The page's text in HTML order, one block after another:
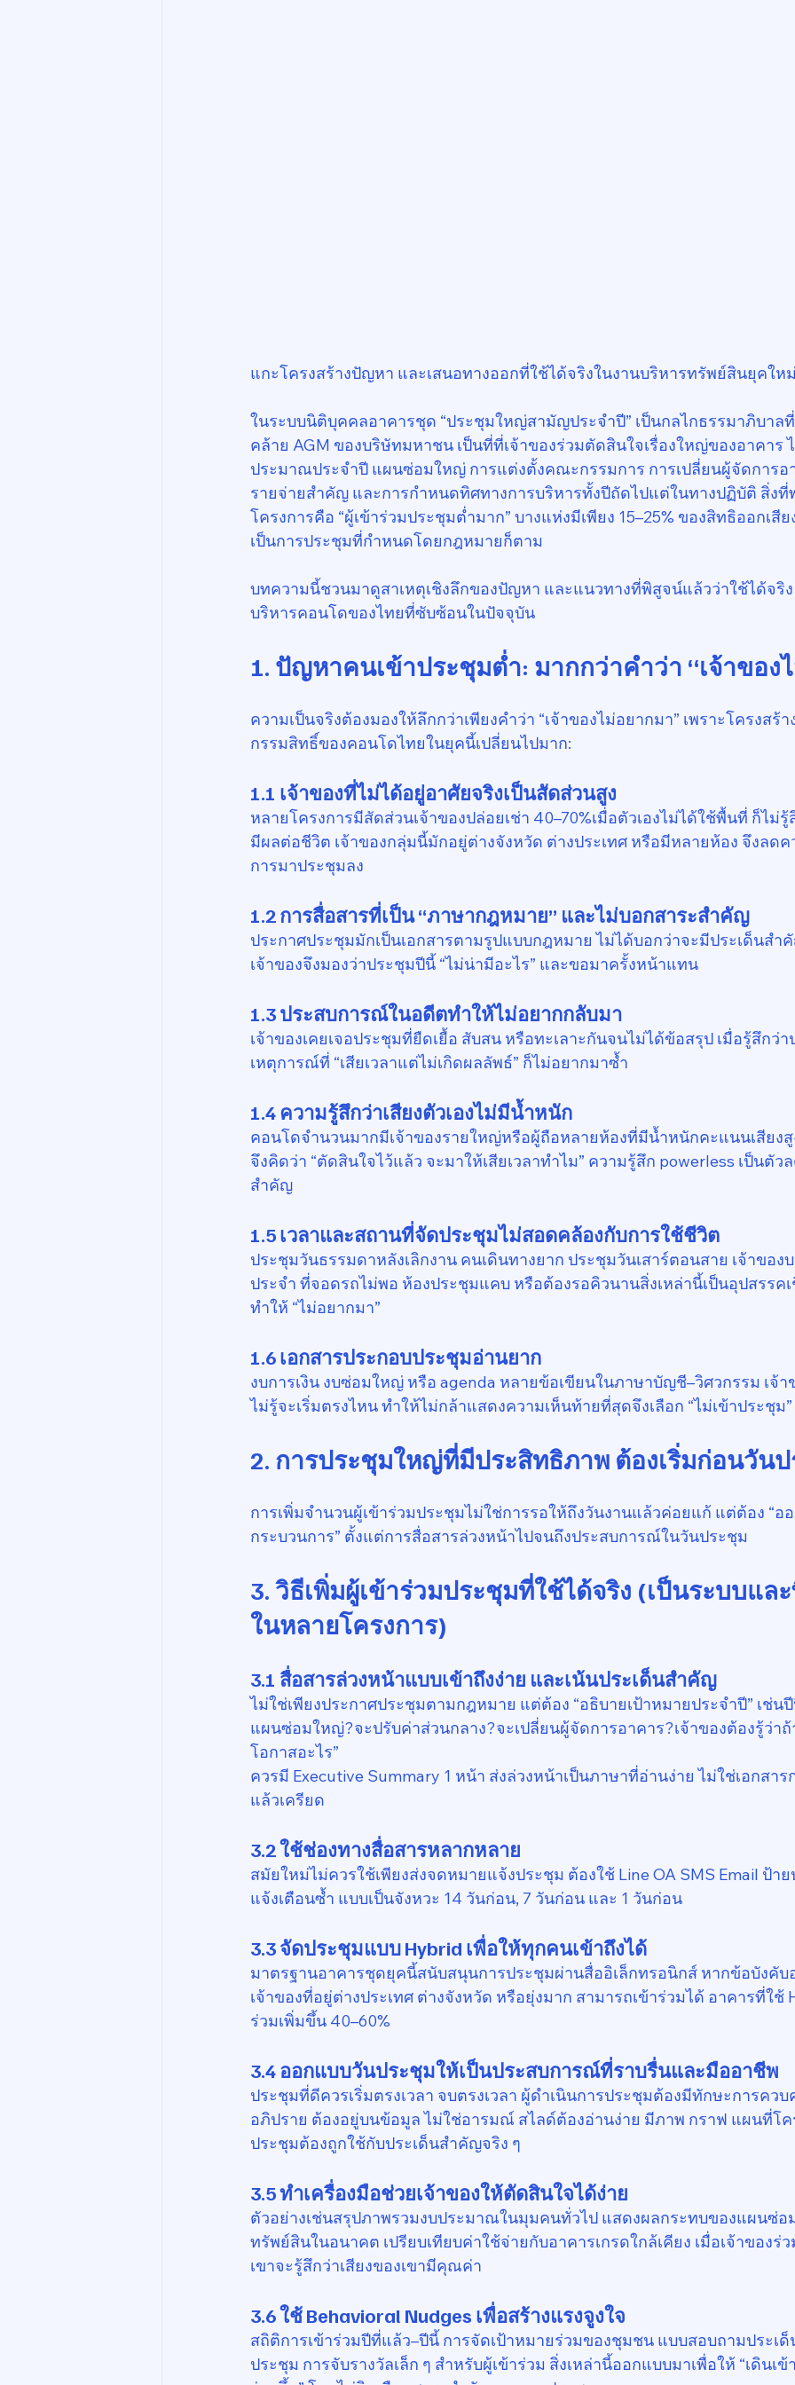
แกะโครงสร้างปัญหา และเสนอทางออกที่ใช้ได้จริงในงานบริหารทรัพย์สินยุคให
ในระบบนิติบุคคลอาคารชุด “ประชุมใหญ่สามัญประจำปี” เป็นกลไกธรรมาภิบา
คล้าย AGM ของบริษัทมหาชน เป็นที่ที่เจ้าของร่วมตัดสินใจเรื่องใหญ่ของอาคาร
ประมาณประจำปี แผนซ่อมใหญ่ การแต่งตั้งคณะกรรมการ การเปลี่ยนผู้จัดการอ
รายจ่ายสำคัญ และการกำหนดทิศทางการบริหารทั้งปีถัดไปแต่ในทางปฏิบัติ สิ่ง
โครงการคือ “ผู้เข้าร่วมประชุมต่ำมาก” บางแห่งมีเพียง 15–25% ของสิทธิออกเสี
เป็นการประชุมที่กำหนดโดยกฎหมายก็ตาม
บทความนี้ชวนมาดูสาเหตุเชิงลึกของปัญหา และแนวทางที่พิสูจน์แล้วว่าใช้ได้จริ
บริหารคอนโดของไทยที่ซับซ้อนในปัจจุบัน
1. ปัญหาคนเข้าประชุมต่ำ: มากกว่าคำว่า “เจ้าของ
ความเป็นจริงต้องมองให้ลึกกว่าเพียงคำว่า “เจ้าของไม่อยากมา” เพราะโครงสร้
กรรมสิทธิ์ของคอนโดไทยในยุคนี้เปลี่ยนไปมาก:
1.1 เจ้าของที่ไม่ได้อยู่อาศัยจริงเป็นสัดส่วนสูง
หลายโครงการมีสัดส่วนเจ้าของปล่อยเช่า 40–70%เมื่อตัวเองไม่ได้ใช้พื้นที่ ก็ไม่
มีผลต่อชีวิต เจ้าของกลุ่มนี้มักอยู่ต่างจังหวัด ต่างประเทศ หรือมีหลายห้อง จึงลด
การมาประชุมลง
1.2 การสื่อสารที่เป็น “ภาษากฎหมาย” และไม่บอกสาระสำคัญ
ประกาศประชุมมักเป็นเอกสารตามรูปแบบกฎหมาย ไม่ได้บอกว่าจะมีประเด็นสำ
เจ้าของจึงมองว่าประชุมปีนี้ “ไม่น่ามีอะไร” และขอมาครั้งหน้าแทน
1.3 ประสบการณ์ในอดีตทำให้ไม่อยากกลับมา
เจ้าของเคยเจอประชุมที่ยืดเยื้อ สับสน หรือทะเลาะกันจนไม่ได้ข้อสรุป เมื่อรู้สึกว่า
เหตุการณ์ที่ “เสียเวลาแต่ไม่เกิดผลลัพธ์” ก็ไม่อยากมาซ้ำ
1.4 ความรู้สึกว่าเสียงตัวเองไม่มีน้ำหนัก
คอนโดจำนวนมากมีเจ้าของรายใหญ่หรือผู้ถือหลายห้องที่มีน้ำหนักคะแนนเสียงสู
จึงคิดว่า “ตัดสินใจไว้แล้ว จะมาให้เสียเวลาทำไม” ความรู้สึก powerless เป็นตัว
สำคัญ
1.5 เวลาและสถานที่จัดประชุมไม่สอดคล้องกับการใช้ชีวิต
ประชุมวันธรรมดาหลังเลิกงาน คนเดินทางยาก ประชุมวันเสาร์ตอนสาย เจ้าของ
ประจำ ที่จอดรถไม่พอ ห้องประชุมแคบ หรือต้องรอคิวนานสิ่งเหล่านี้เป็นอุปสรรค
ทำให้ “ไม่อยากมา”
1.6 เอกสารประกอบประชุมอ่านยาก
งบการเงิน งบซ่อมใหญ่ หรือ agenda หลายข้อเขียนในภาษาบัญชี–วิศวกรรม เจ้
ไม่รู้จะเริ่มตรงไหน ทำให้ไม่กล้าแสดงความเห็นท้ายที่สุดจึงเลือก “ไม่เข้าประชุม
2. การประชุมใหญ่ที่มีประสิทธิภาพ ต้องเริ่มก่อนวัน
การเพิ่มจำนวนผู้เข้าร่วมประชุมไม่ใช่การรอให้ถึงวันงานแล้วค่อยแก้ แต่ต้อง “อ
กระบวนการ” ตั้งแต่การสื่อสารล่วงหน้าไปจนถึงประสบการณ์ในวันประชุม
3. วิธีเพิ่มผู้เข้าร่วมประชุมที่ใช้ได้จริง (เป็นระบบแล
ในหลายโครงการ)
3.1 สื่อสารล่วงหน้าแบบเข้าถึงง่าย และเน้นประเด็นสำคัญ
ไม่ใช่เพียงประกาศประชุมตามกฎหมาย แต่ต้อง “อธิบายเป้าหมายประจำปี” เช่
แผนซ่อมใหญ่?จะปรับค่าส่วนกลาง?จะเปลี่ยนผู้จัดการอาคาร?เจ้าของต้องรู้ว่าถ้
โอกาสอะไร”
ควรมี Executive Summary 1 หน้า ส่งล่วงหน้าเป็นภาษาที่อ่านง่าย ไม่ใช่เอกสา
แล้วเครียด
3.2 ใช้ช่องทางสื่อสารหลากหลาย
สมัยใหม่ไม่ควรใช้เพียงส่งจดหมายแจ้งประชุม ต้องใช้ Line OA SMS Email ป้า
แจ้งเตือนซ้ำ แบบเป็นจังหวะ 14 วันก่อน, 7 วันก่อน และ 1 วันก่อน
3.3 จัดประชุมแบบ Hybrid เพื่อให้ทุกคนเข้าถึงได้
มาตรฐานอาคารชุดยุคนี้สนับสนุนการประชุมผ่านสื่ออิเล็กทรอนิกส์ หากข้อบังคั
เจ้าของที่อยู่ต่างประเทศ ต่างจังหวัด หรือยุ่งมาก สามารถเข้าร่วมได้ อาคารที่ใช้
ร่วมเพิ่มขึ้น 40–60%
3.4 ออกแบบวันประชุมให้เป็นประสบการณ์ที่ราบรื่นและมืออาชีพ
ประชุมที่ดีควรเริ่มตรงเวลา จบตรงเวลา ผู้ดำเนินการประชุมต้องมีทักษะการควบ
อภิปราย ต้องอยู่บนข้อมูล ไม่ใช่อารมณ์ สไลด์ต้องอ่านง่าย มีภาพ กราฟ แผนที่โค
ประชุมต้องถูกใช้กับประเด็นสำคัญจริง ๆ
3.5 ทำเครื่องมือช่วยเจ้าของให้ตัดสินใจได้ง่าย
ตัวอย่างเช่นสรุปภาพรวมงบประมาณในมุมคนทั่วไป แสดงผลกระทบของแผนซ่
ทรัพย์สินในอนาคต เปรียบเทียบค่าใช้จ่ายกับอาคารเกรดใกล้เคียง เมื่อเจ้าของร่
เขาจะรู้สึกว่าเสียงของเขามีคุณค่า
3.6 ใช้ Behavioral Nudges เพื่อสร้างแรงจูงใจ
สถิติการเข้าร่วมปีที่แล้ว–ปีนี้ การจัดเป้าหมายร่วมของชุมชน แบบสอบถามประเ
ประชุม การจับรางวัลเล็ก ๆ สำหรับผู้เข้าร่วม สิ่งเหล่านี้ออกแบบมาเพื่อให้ “เดินเ